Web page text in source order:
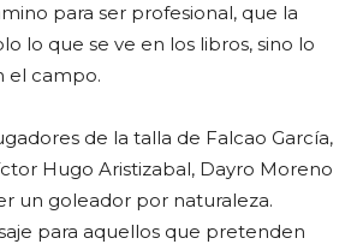
para ser profesional, que la
lo que se ve en los libros, sino lo
el campo.
de la talla de Falcao García,
Hugo Aristizabal, Dayro Moreno
un goleador por naturaleza.
para aquellos que pretenden